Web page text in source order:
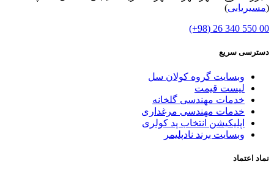
(مسیریابی)
00 550 340 26 (98+)
دسترسی سریع
وبسایت گروه کولان سل
لیست قیمت
خدمات مهندسی گلخانه
خدمات مهندسی مرغداری
اپلیکیشن انتخاب پد کولری
وبسایت برند نادپلیمر
نماد اعتماد